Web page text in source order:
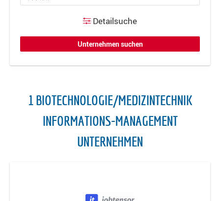
Detailsuche
1 BIOTECHNOLOGIE/MEDIZINTECHNIK
INFORMATIONS-MANAGEMENT
UNTERNEHMEN